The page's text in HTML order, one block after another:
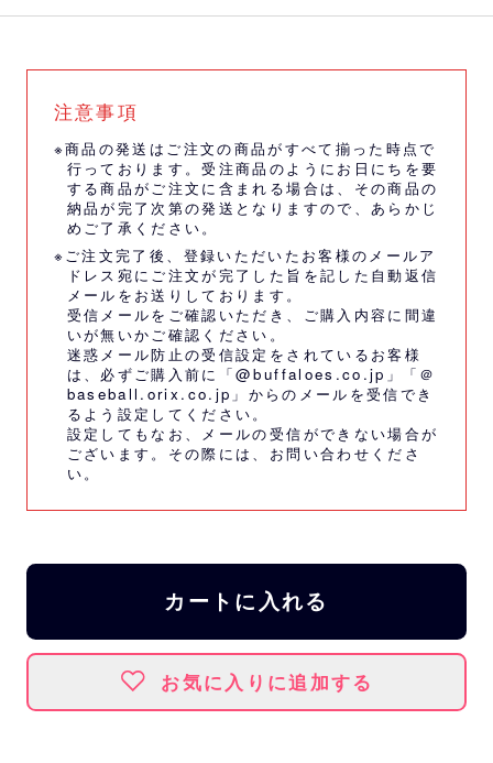
注意事項
※商品の発送はご注文の商品がすべて揃った時点で
行っております。受注商品のようにお日にちを要
する商品がご注文に含まれる場合は、その商品の
納品が完了次第の発送となりますので、あらかじ
めご了承ください。
※ご注文完了後、登録いただいたお客様のメールア
ドレス宛にご注文が完了した旨を記した自動返信
メールをお送りしております。
受信メールをご確認いただき、ご購入内容に間違
いが無いかご確認ください。
迷惑メール防止の受信設定をされているお客様
は、必ずご購入前に「@buffaloes.co.jp」「＠
baseball.orix.co.jp」からのメールを受信でき
るよう設定してください。
設定してもなお、メールの受信ができない場合が
ございます。その際には、 お問い合わせくださ
い。
カートに入れる
お気に入りに追加する